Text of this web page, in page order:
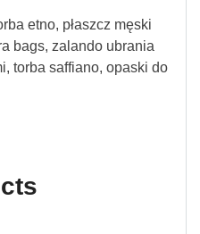
etno, płaszcz męski
bags, zalando ubrania
torba saffiano, opaski do